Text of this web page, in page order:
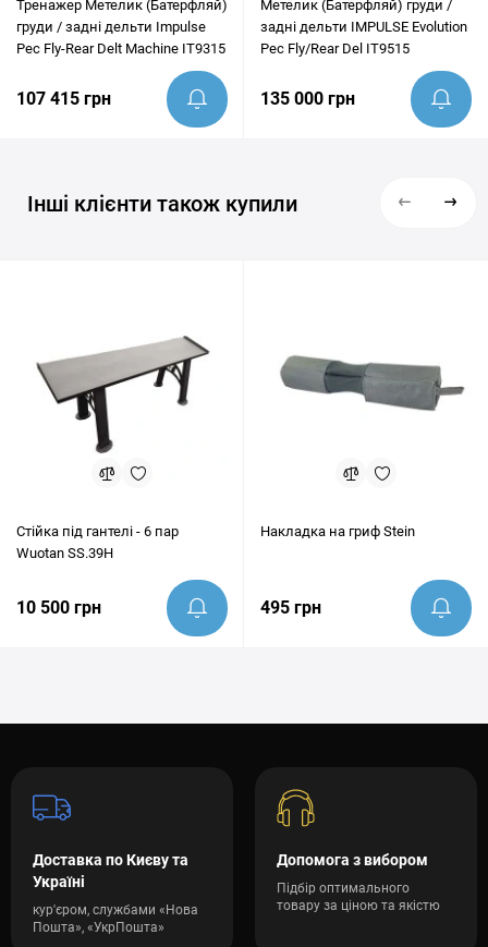
Тренажер Метелик (Батерфляй)
груди / задні дельти Impulse
Pec Fly-Rear Delt Machine IT9315
107 415 грн
Метелик (Батерфляй) груди /
задні дельти IMPULSE Evolution
Pec Fly/Rear Del IT9515
135 000 грн
Інші клієнти також купили
Стійка під гантелі - 6 пар
Wuotan SS.39H
10 500 грн
Накладка на гриф Stein
495 грн
Доставка по Києву та
Україні
кур'єром, службами «Нова
Пошта», «УкрПошта»
Допомога з вибором
Підбір оптимального
товару за ціною та якістю